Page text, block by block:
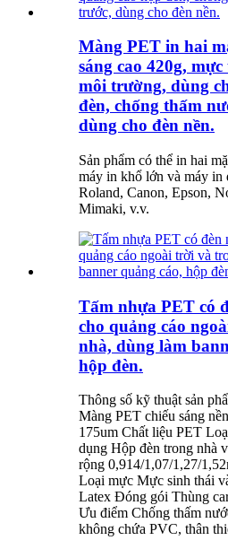
Màng PET in hai
sáng cao 420g,
môi trường, dùng
đèn, chống thấm
dùng cho đèn nền.
Sản phẩm có thể in hai
máy in khổ lớn và máy in
Roland, Canon, Epson,
Mimaki, v.v.
Tấm nhựa PET có
cho quảng cáo
nhà, dùng làm
hộp đèn.
Thông số kỹ thuật sản
Màng PET chiếu sáng
175um Chất liệu PET
dụng Hộp đèn trong nhà
rộng 0,914/1,07/1,27/
Loại mực Mực sinh thái
Latex Đóng gói Thùng
Ưu điểm Chống thấm
không chứa PVC, thân